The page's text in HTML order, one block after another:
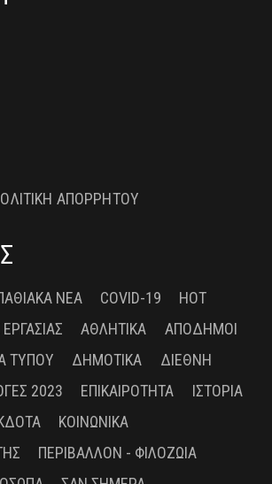
ΑΠΟΡΡΗΤΟΥ
ΝΈΑ COVID-19
HOT
ΑΘΛΗΤΙΚΆ
ΑΠΌΔΗΜΟΙ
ΤΎΠΟΥ ΔΗΜΟΤΙΚΆ
ΔΙΕΘΝΉ
2023 ΕΠΙΚΑΙΡΌΤΗΤΑ
ΙΣΤΟΡΊΑ
ΚΟΙΝΩΝΙΚΆ
ΠΕΡΙΒΆΛΛΟΝ - ΦΙΛΟΖΩΊΑ